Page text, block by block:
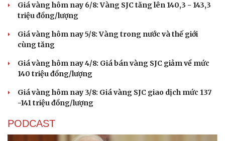
Giá vàng hôm nay 6/8: Vàng SJC tăng lên 140,3 - 143,3
triệu đồng/lượng
Giá vàng hôm nay 5/8: Vàng trong nước và thế giới
cùng tăng
Giá vàng hôm nay 4/8: Giá bán vàng SJC giảm về mức
140 triệu đồng/lượng
Giá vàng hôm nay 3/8: Giá vàng SJC giao dịch mức 137
-141 triệu đồng/lượng
PODCAST